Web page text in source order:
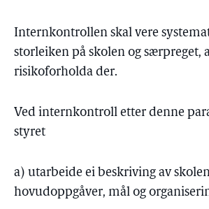
Internkontrollen skal vere
storleiken på skolen og særpreget,
risikoforholda der.
Ved internkontroll etter denne
styret
a) utarbeide ei beskriving av
hovudoppgåver, mål og